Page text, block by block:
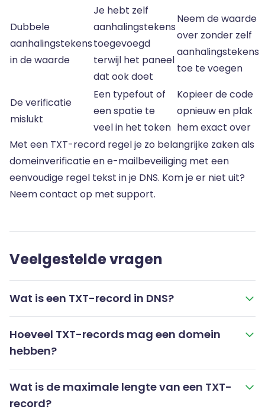
Dubbele
aanhalingstekens
in de waarde
Je hebt zelf
aanhalingstekens
toegevoegd
terwijl het paneel
dat ook doet
Neem de waarde
over zonder zelf
aanhalingstekens
toe te voegen
De verificatie
mislukt
Een typefout of
een spatie te
veel in het token
Kopieer de code
opnieuw en plak
hem exact over
Met een TXT-record regel je zo belangrijke zaken als
domeinverificatie en e-mailbeveiliging met een
eenvoudige regel tekst in je DNS. Kom je er niet uit?
Neem contact op met support.
Veelgestelde vragen
Wat is een TXT-record in DNS?
Hoeveel TXT-records mag een domein
hebben?
Wat is de maximale lengte van een TXT-
record?